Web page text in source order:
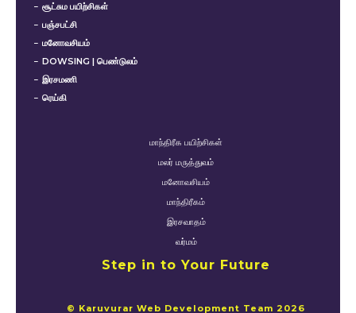
சூட்சும பயிற்சிகள்
பஞ்சபட்சி
மனோவசியம்
DOWSING | பெண்டுலம்
இரசமணி
ரெய்கி
மாந்திரீக பயிற்சிகள்
மலர் மருத்துவம்
மனோவசியம்
மாந்திரீகம்
இரசவாதம்
வர்மம்
Step in to Your Future
© Karuvurar Web Development Team 2026